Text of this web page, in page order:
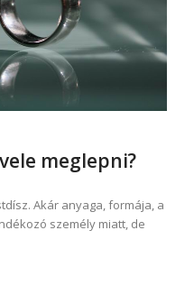
meglepni?
Akár anyaga, formája, a
személy miatt, de